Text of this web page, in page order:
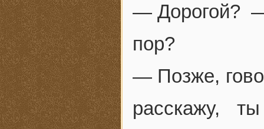
— Дорогой?
пор?
— Позже,
расскажу,